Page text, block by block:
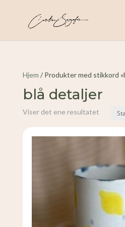
Hjem / Produkter med stikkord
blå detaljer
Viser det ene resultatet